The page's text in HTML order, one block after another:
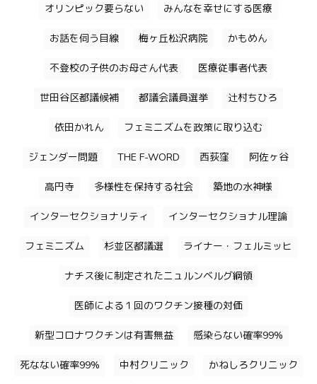
オリンピック要らない みんなを幸せにする医療
お話を伺う目線 梅ヶ丘松沢病院 かもめん
不登校の子供のお母さん代表 医療従事者代表
世田谷区都議候補 都議会議員選挙 辻村ちひろ
依田かれん フェミニズムを政策に取り込む
ジェンダー問題 THE F-WORD 西荻窪 阿佐ヶ谷
高円寺 多様性を保持する社会 築地の水神様
インターセクショナリティ インターセクショナル理論
フェミニズム 杉並区都議選 ライナー・フェルミッヒ
ナチス後に制定されたニュルンベルグ綱領
医師による１回のワクチン接種の対価
新型コロナワクチンは有害無益 感染らない確率99%
死なない確率99% 中村クリニック かねしろクリニック